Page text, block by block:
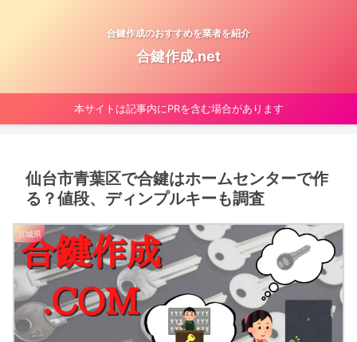
合鍵作成のおすすめを業者を紹介
合鍵作成.net
本サイトは記事内にPRを含む場合があります
仙台市青葉区で合鍵はホームセンターで作
る？値段、ディンプルキーも調査
宮城県